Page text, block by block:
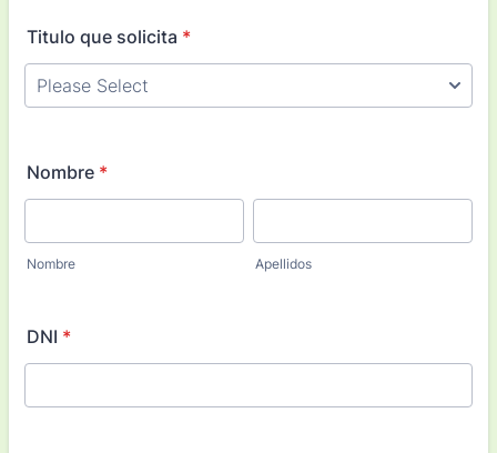
Titulo que solicita *
Nombre *
Nombre Apellidos
DNI *